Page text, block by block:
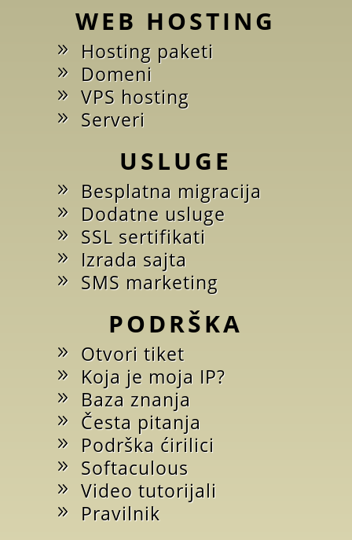
WEB HOSTING
Hosting paketi
Domeni
VPS hosting
Serveri
USLUGE
Besplatna migracija
Dodatne usluge
SSL sertifikati
Izrada sajta
SMS marketing
PODRŠKA
Otvori tiket
Koja je moja IP?
Baza znanja
Česta pitanja
Podrška ćirilici
Softaculous
Video tutorijali
Pravilnik